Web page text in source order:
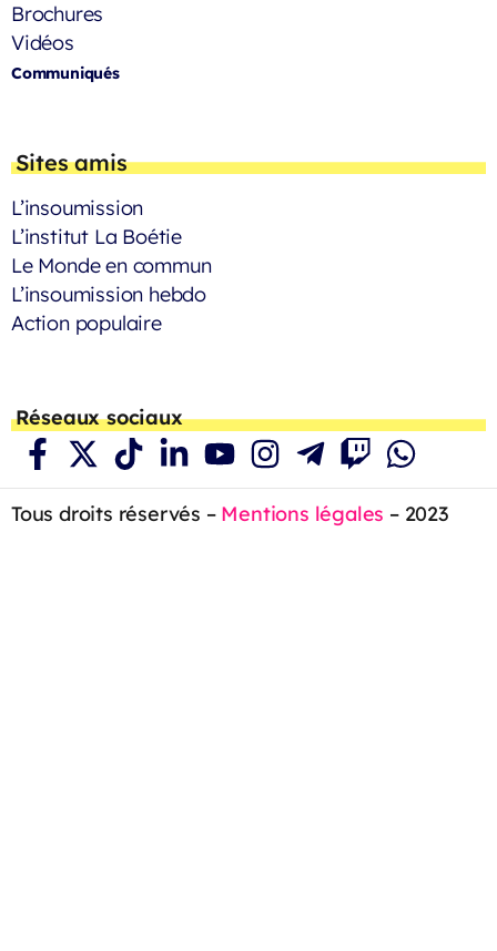
Brochures
Vidéos
Communiqués
Sites amis
L’insoumission
L’institut La Boétie
Le Monde en commun
L’insoumission hebdo
Action populaire
Réseaux sociaux
Tous droits réservés – Mentions légales – 2023